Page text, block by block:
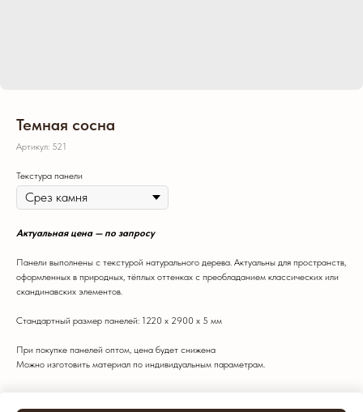
Темная сосна
Артикул: 521
Текстура панели
Актуальная цена — по запросу
Панели выполнены с текстурой натурального дерева. Актуальны для пространств,
оформленных в природных, тёплых оттенках с преобладанием классических или
скандинавских элементов.
Стандартный размер панелей: 1220 х 2900 х 5 мм
При покупке панелей оптом, цена будет снижена
Можно изготовить материал по индивидуальным параметрам.
Цвет: Темный